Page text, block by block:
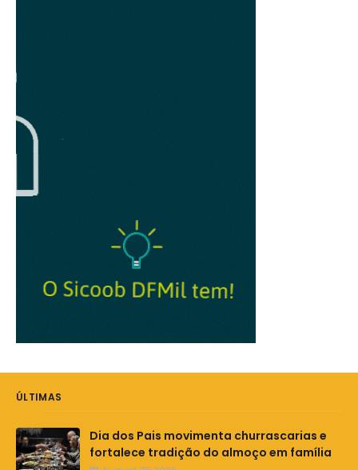
ÚLTIMAS
Dia dos Pais movimenta churrascarias e
fortalece tradição do almoço em família